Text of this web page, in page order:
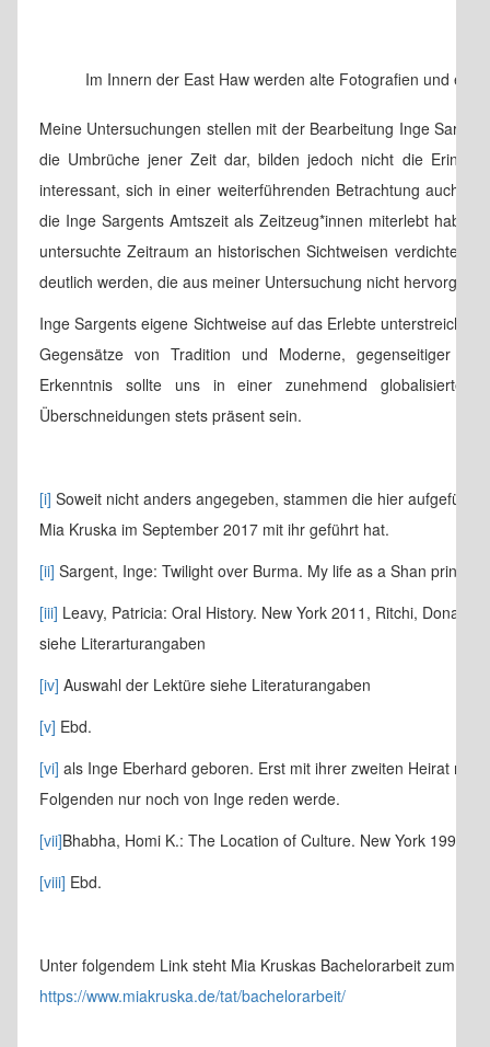
Im Innern der East Haw werden alte Fotografien und ein
Meine Untersuchungen stellen mit der Bearbeitung Inge
die Umbrüche jener Zeit dar, bilden jedoch nicht die
interessant, sich in einer weiterführenden Betrachtung auch
die Inge Sargents Amtszeit als Zeitzeug*innen miterlebt
untersuchte Zeitraum an historischen Sichtweisen verdichten
deutlich werden, die aus meiner Untersuchung nicht
Inge Sargents eigene Sichtweise auf das Erlebte unterstreicht,
Gegensätze von Tradition und Moderne, gegenseitiger
Erkenntnis sollte uns in einer zunehmend
Überschneidungen stets präsent sein.
[i] Soweit nicht anders angegeben, stammen die hier
Mia Kruska im September 2017 mit ihr geführt hat.
[ii] Sargent, Inge: Twilight over Burma. My life as a Shan
[iii] Leavy, Patricia: Oral History. New York 2011, Ritchi, Donald
siehe Literarturangaben
[iv] Auswahl der Lektüre siehe Literaturangaben
[v] Ebd.
[vi] als Inge Eberhard geboren. Erst mit ihrer zweiten Heirat
Folgenden nur noch von Inge reden werde.
[vii]Bhabha, Homi K.: The Location of Culture. New York 1994
[viii] Ebd.
Unter folgendem Link steht Mia Kruskas Bachelorarbeit zum
https://www.miakruska.de/tat/bachelorarbeit/